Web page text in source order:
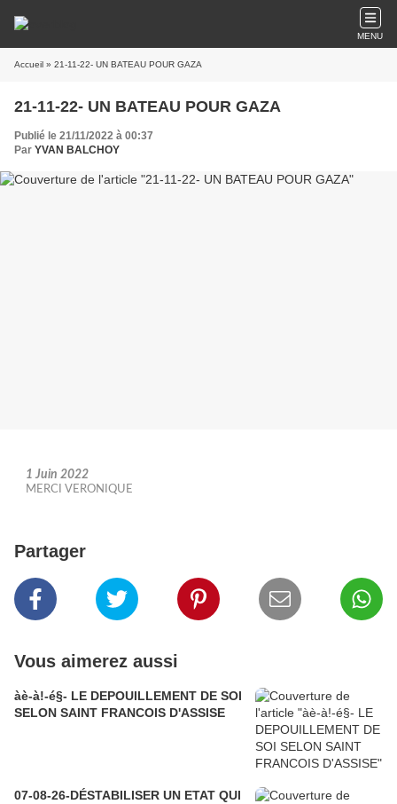
MENU
Accueil » 21-11-22- UN BATEAU POUR GAZA
21-11-22- UN BATEAU POUR GAZA
Publié le 21/11/2022 à 00:37
Par YVAN BALCHOY
1 Juin 2022
MERCI VERONIQUE
Partager
Vous aimerez aussi
àè-à!-é§- LE DEPOUILLEMENT DE SOI
SELON SAINT FRANCOIS D'ASSISE
07-08-26-DÉSTABILISER UN ETAT QUI